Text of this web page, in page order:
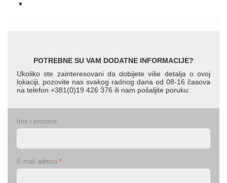
POTREBNE SU VAM DODATNE INFORMACIJE?
Ukoliko ste zainteresovani da dobijete više detalja o ovoj
lokaciji, pozovite nas svakog radnog dana od 08-16 časova
na telefon +381(0)19 426 376 ili nam pošaljite poruku:
Ime i prezime
E-mail adresa *